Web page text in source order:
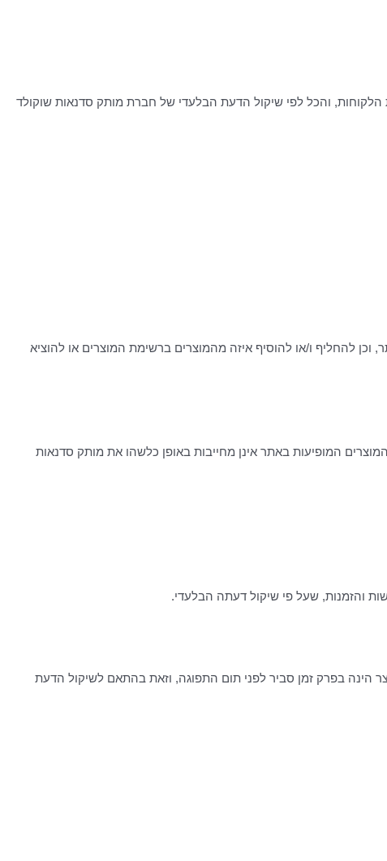
הלקוחות, והכל לפי שיקול הדעת הבלעדי של חברת מותק סדנאות שוקולד
להחליף ו/או להוסיף איזה מהמוצרים ברשימת המוצרים או להוציא
המופיעות באתר אינן מחייבות באופן כלשהו את מותק סדנאות
והזמנות, שעל פי שיקול דעתה הבלעדי.
הינה בפרק זמן סביר לפני תום התפוגה, וזאת בהתאם לשיקול הדעת